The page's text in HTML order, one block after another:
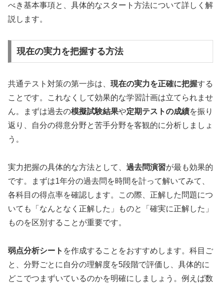
べき基本事項と、具体的なスタート方法について詳しく解
説します。
現在の実力を把握する方法
共通テスト対策の第一歩は、 現在の実力を正確に把握する
ことです。これなくして効果的な学習計画は立てられませ
ん。まずは過去の模擬試験結果や定期テストの成績を振り
返り、自分の得意分野と苦手分野を客観的に分析しましょ
う。
実力把握の具体的な方法として、 過去問演習が最も効果的
です。まずは1年分の過去問を時間を計って解いてみて、
各科目の得点率を確認します。この際、正解した問題につ
いても「なんとなく正解した」ものと「確実に正解した」
ものを区別することが重要です。
弱点分析シート を作成することをおすすめします。科目ご
と、分野ごとに自分の理解度を5段階で評価し、具体的に
どこでつまずいているのかを明確にしましょう。例えば数